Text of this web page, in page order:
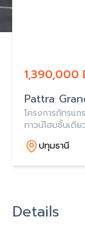
1,390,000
Pattra
โครงการภัทรแ
ทาวน์โฮมชั้นเดี
ภายในบ้านจะมี
ปทุมธานี
Details